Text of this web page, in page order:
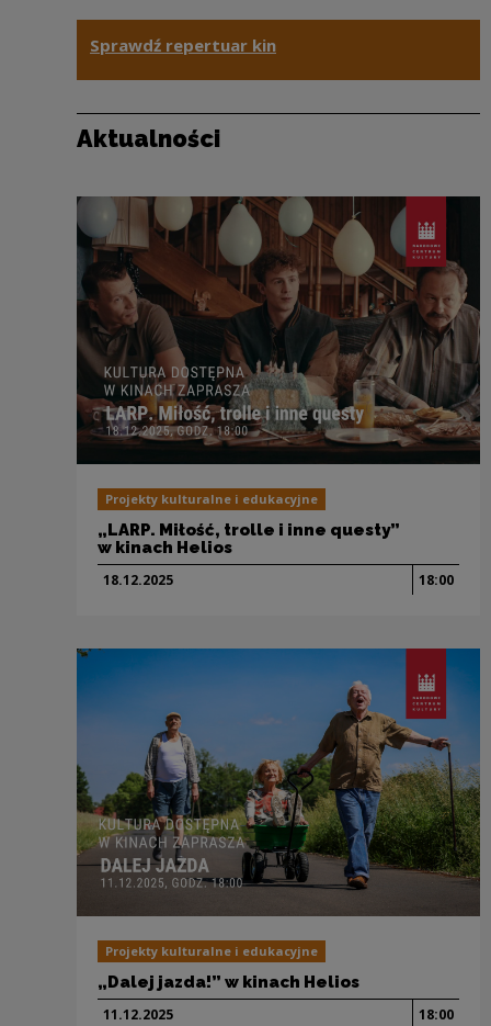
Sprawdź repertuar kin
Aktualności
Projekty kulturalne i edukacyjne
„LARP. Miłość, trolle i inne questy”
w kinach Helios
18.12.2025 18:00
Projekty kulturalne i edukacyjne
„Dalej jazda!” w kinach Helios
11.12.2025 18:00